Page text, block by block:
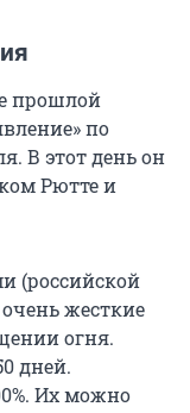
прошлой
по
В этот день он
Рютте и
(российской
жесткие
огня.
дней.
Их можно